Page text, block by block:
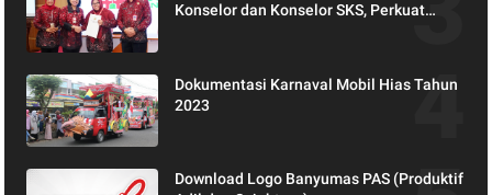
Konselor dan Konselor SKS, Perkuat
Dokumentasi Karnaval Mobil Hias Tahun
2023
Download Logo Banyumas PAS (Produktif